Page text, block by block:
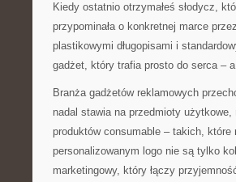
Kiedy ostatnio otrzymałeś słodycz,
przypominała o konkretnej marce
plastikowymi długopisami i
gadżet, który trafia prosto do serca –
Branża gadżetów reklamowych
nadal stawia na przedmioty
produktów consumable – takich, które
personalizowanym logo nie są tylko
marketingowy, który łączy